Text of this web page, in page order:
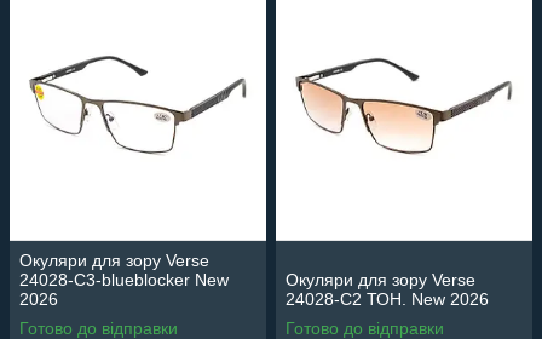
Окуляри для зору Verse
24028-C3-blueblocker New
2026
Готово до відправки
Окуляри для зору Verse
24028-C2 ТОН. New 2026
Готово до відправки